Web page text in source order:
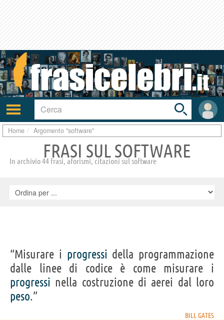
Attiva/disattiva
navigazione
User
area
Toggle
search
bar
Home Argomento "software"
FRASI SUL SOFTWARE
In archivio 44 frasi, aforismi, citazioni sul software
“Misurare i progressi della programmazione
dalle linee di codice è come misurare i
progressi nella costruzione di aerei dal loro
peso.”
BILL GATES